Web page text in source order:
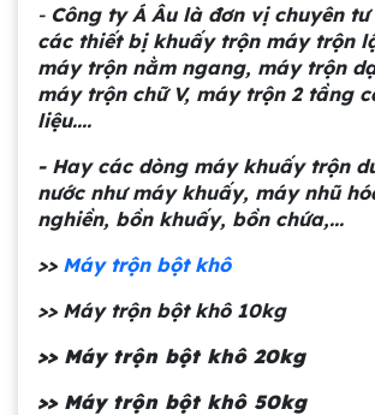
-Công ty Á Âu là đơn vị chuyên
các thiết bị khuấy trộn máy trộn
máy trộn nằm ngang, máy trộn
máy trộn chữ V, máy trộn 2 tầng
liệu....
- Hay các dòng máy khuấy trộn
nước như máy khuấy, máy nhũ
nghiền, bồn khuấy, bồn chứa,...
>> Máy trộn bột khô
>> Máy trộn bột khô 10kg
>> Máy trộn bột khô 20kg
>> Máy trộn bột khô 50kg